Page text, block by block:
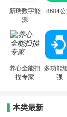
新瑞数字能
源
8684公
养心全能扫
描专家
多功能
强
本类最新